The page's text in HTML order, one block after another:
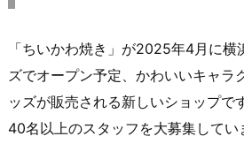
「ちいかわ焼き」が2025年4月に横
ズでオープン予定、かわいいキャラ
ッズが販売される新しいショップで
40名以上のスタッフを大募集してい